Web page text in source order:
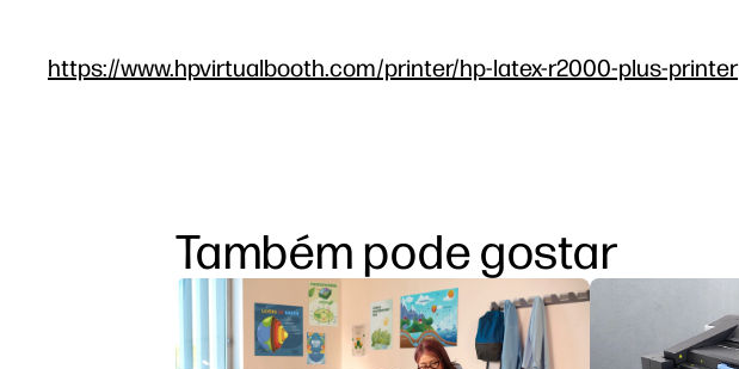
https://www.hpvirtualbooth.com/printer/hp-latex-r2000-plus-printer
Também pode gostar